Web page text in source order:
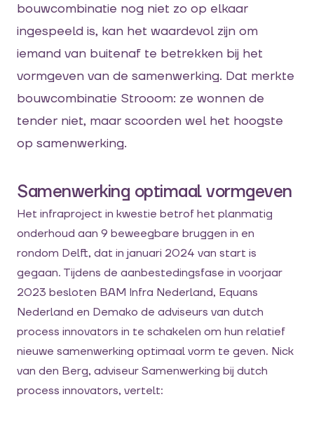
bouwcombinatie nog niet zo op elkaar
ingespeeld is, kan het waardevol zijn om
iemand van buitenaf te betrekken bij het
vormgeven van de samenwerking. Dat merkte
bouwcombinatie Strooom: ze wonnen de
tender niet, maar scoorden wel het hoogste
op samenwerking.
Samenwerking optimaal vormgeven
Het infraproject in kwestie betrof het planmatig
onderhoud aan 9 beweegbare bruggen in en
rondom Delft, dat in januari 2024 van start is
gegaan. Tijdens de aanbestedingsfase in voorjaar
2023 besloten BAM Infra Nederland, Equans
Nederland en Demako de adviseurs van dutch
process innovators in te schakelen om hun relatief
nieuwe samenwerking optimaal vorm te geven. Nick
van den Berg, adviseur Samenwerking bij dutch
process innovators, vertelt: